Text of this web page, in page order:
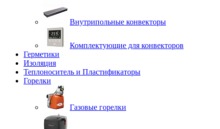
Внутрипольные конвекторы
Комплектующие для конвекторов
Герметики
Изоляция
Теплоноситель и Пластификаторы
Горелки
Газовые горелки